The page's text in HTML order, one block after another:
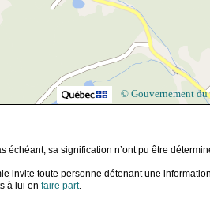
© Gouvernement du
échéant, sa signification n’ont pu être
invite toute personne détenant une
à lui en faire part.